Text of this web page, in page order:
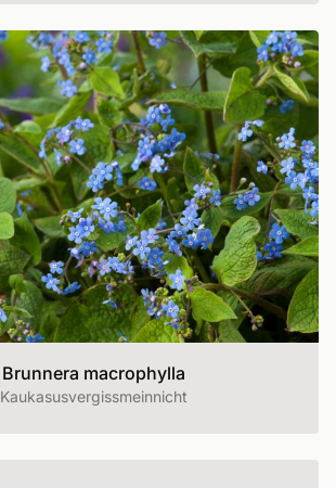
Brunnera macrophylla
Kaukasusvergissmeinnicht